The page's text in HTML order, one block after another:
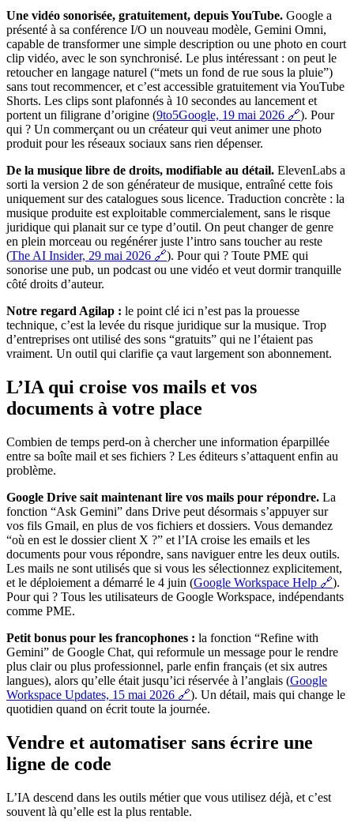
Une vidéo sonorisée, gratuitement, depuis YouTube. Google a
présenté à sa conférence I/O un nouveau modèle, Gemini Omni,
capable de transformer une simple description ou une photo en court
clip vidéo, avec le son synchronisé. Le plus intéressant : on peut le
retoucher en langage naturel (“mets un fond de rue sous la pluie”)
sans tout recommencer, et c’est accessible gratuitement via YouTube
Shorts. Les clips sont plafonnés à 10 secondes au lancement et
portent un filigrane d’origine (9to5Google, 19 mai 2026 🔗). Pour
qui ? Un commerçant ou un créateur qui veut animer une photo
produit pour les réseaux sociaux sans rien dépenser.
De la musique libre de droits, modifiable au détail. ElevenLabs a
sorti la version 2 de son générateur de musique, entraîné cette fois
uniquement sur des catalogues sous licence. Traduction concrète : la
musique produite est exploitable commercialement, sans le risque
juridique qui planait sur ce type d’outil. On peut changer de genre
en plein morceau ou regénérer juste l’intro sans toucher au reste
(The AI Insider, 29 mai 2026 🔗). Pour qui ? Toute PME qui
sonorise une pub, un podcast ou une vidéo et veut dormir tranquille
côté droits d’auteur.
Notre regard Agilap : le point clé ici n’est pas la prouesse
technique, c’est la levée du risque juridique sur la musique. Trop
d’entreprises ont utilisé des sons “gratuits” qui ne l’étaient pas
vraiment. Un outil qui clarifie ça vaut largement son abonnement.
L’IA qui croise vos mails et vos
documents à votre place
Combien de temps perd-on à chercher une information éparpillée
entre sa boîte mail et ses fichiers ? Les éditeurs s’attaquent enfin au
problème.
Google Drive sait maintenant lire vos mails pour répondre. La
fonction “Ask Gemini” dans Drive peut désormais s’appuyer sur
vos fils Gmail, en plus de vos fichiers et dossiers. Vous demandez
“où en est le dossier client X ?” et l’IA croise les emails et les
documents pour vous répondre, sans naviguer entre les deux outils.
Les mails ne sont utilisés que si vous les sélectionnez explicitement,
et le déploiement a démarré le 4 juin (Google Workspace Help 🔗).
Pour qui ? Tous les utilisateurs de Google Workspace, indépendants
comme PME.
Petit bonus pour les francophones : la fonction “Refine with
Gemini” de Google Chat, qui reformule un message pour le rendre
plus clair ou plus professionnel, parle enfin français (et six autres
langues), alors qu’elle était jusqu’ici réservée à l’anglais (Google
Workspace Updates, 15 mai 2026 🔗). Un détail, mais qui change le
quotidien quand on écrit toute la journée.
Vendre et automatiser sans écrire une
ligne de code
L’IA descend dans les outils métier que vous utilisez déjà, et c’est
souvent là qu’elle est la plus rentable.